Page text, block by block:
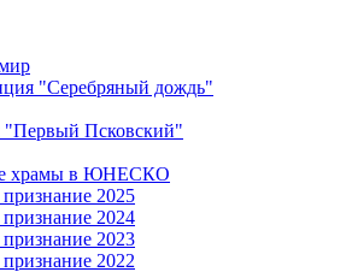
"Серебряный дождь"
"Первый Псковский"
храмы в ЮНЕСКО
2025
2024
2023
2022